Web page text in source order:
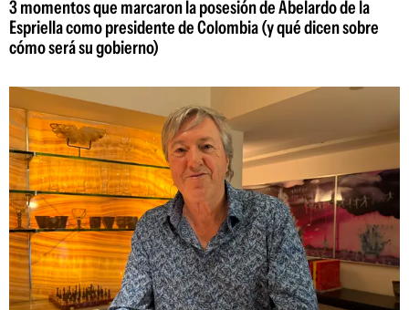
3 momentos que marcaron la posesión de Abelardo de la
Espriella como presidente de Colombia (y qué dicen sobre
cómo será su gobierno)